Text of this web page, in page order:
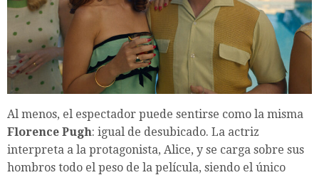
Al menos, el espectador puede sentirse como la misma
Florence Pugh: igual de desubicado. La actriz
interpreta a la protagonista, Alice, y se carga sobre sus
hombros todo el peso de la película, siendo el único